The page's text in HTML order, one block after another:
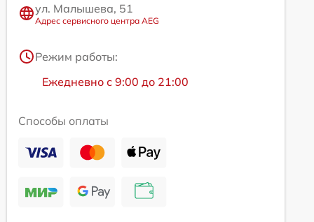
ул. Малышева, 51
Адрес сервисного центра AEG
Режим работы:
Ежедневно с 9:00 до 21:00
Способы оплаты